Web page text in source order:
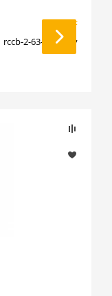
EKF
rccb-2-63-500-g-av